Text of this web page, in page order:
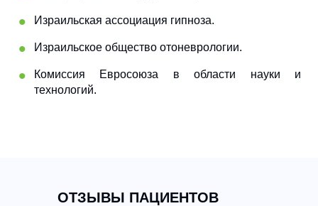
Израильская ассоциация гипноза.
Израильское общество отоневрологии.
Комиссия Евросоюза в области науки и
технологий.
ОТЗЫВЫ ПАЦИЕНТОВ